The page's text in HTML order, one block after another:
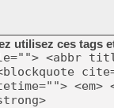
utilisez ces tags
<abbr